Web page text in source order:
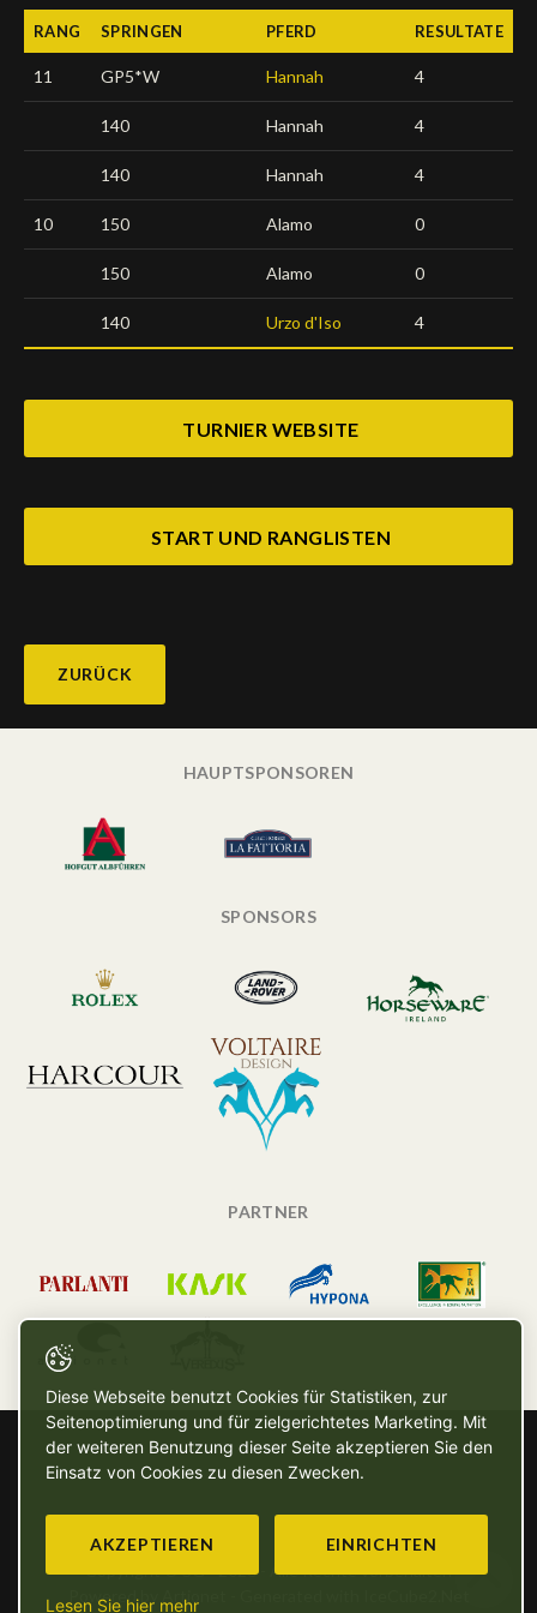
Deutsch
RANG SPRINGEN PFERD RESULTATE
11 GP5*W Hannah 4
140 Hannah 4
140 Hannah 4
10 150 Alamo 0
150 Alamo 0
140 Urzo d'Iso 4
TURNIER WEBSITE
START UND RANGLISTEN
ZURÜCK
HAUPTSPONSOREN
SPONSORS
PARTNER
Copyright © SG - 2026 - Alle Rechte vorbehalten
Powered by Artionet
Diese Webseite benutzt Cookies für Statistiken, zur
Seitenoptimierung und für zielgerichtetes Marketing. Mit
der weiteren Benutzung dieser Seite akzeptieren Sie den
Einsatz von Cookies zu diesen Zwecken.
AKZEPTIEREN EINRICHTEN
Lesen Sie hier mehr